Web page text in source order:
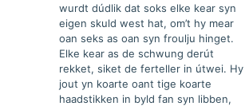
wurdt dúdlik dat soks elke kear syn
eigen skuld west hat, om’t hy mear
oan seks as oan syn froulju hinget.
Elke kear as de schwung derút
rekket, siket de ferteller in útwei. Hy
jout yn koarte oant tige koarte
haadstikken in byld fan syn libben,